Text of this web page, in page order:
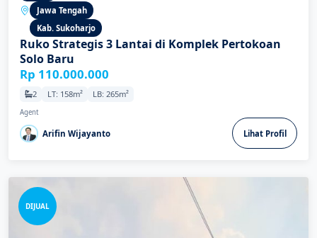
Jawa Tengah
Kab. Sukoharjo
Ruko Strategis 3 Lantai di Komplek Pertokoan
Solo Baru
Rp 110.000.000
2 LT: 158m² LB: 265m²
Agent
Arifin Wijayanto Lihat Profil
DIJUAL